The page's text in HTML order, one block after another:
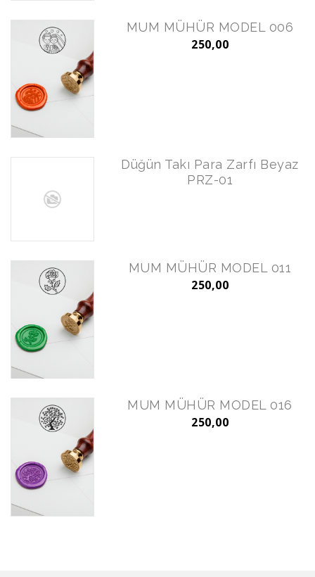
MUM MÜHÜR MODEL 006
250,00
Düğün Takı Para Zarfı Beyaz
PRZ-01
MUM MÜHÜR MODEL 011
250,00
MUM MÜHÜR MODEL 016
250,00